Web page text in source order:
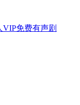
免费有声剧